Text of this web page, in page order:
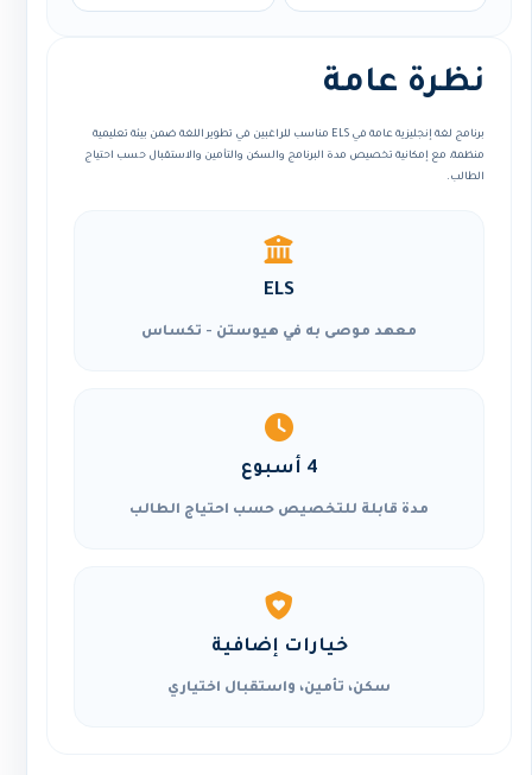
نظرة عامة
برنامج لغة إنجليزية عامة في ELS مناسب للراغبين في تطوير اللغة ضمن بيئة تعليمية
منظمة، مع إمكانية تخصيص مدة البرنامج والسكن والتأمين والاستقبال حسب احتياج
الطالب.
ELS
معهد موصى به في هيوستن - تكساس
4 أسبوع
مدة قابلة للتخصيص حسب احتياج الطالب
خيارات إضافية
سكن، تأمين، واستقبال اختياري